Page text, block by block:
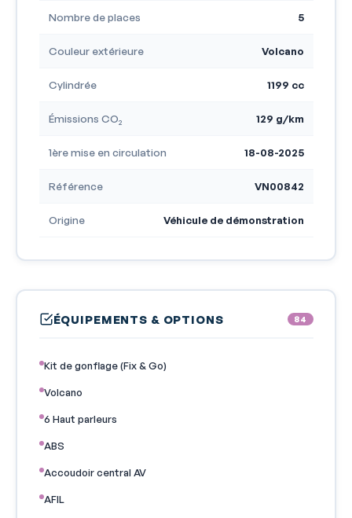
Nombre de places 5
Couleur extérieure Volcano
Cylindrée 1199 cc
Émissions CO₂ 129 g/km
1ère mise en circulation 18-08-2025
Référence VN00842
Origine Véhicule de démonstration
ÉQUIPEMENTS & OPTIONS 84
Kit de gonflage (Fix & Go)
Volcano
6 Haut parleurs
ABS
Accoudoir central AV
AFIL